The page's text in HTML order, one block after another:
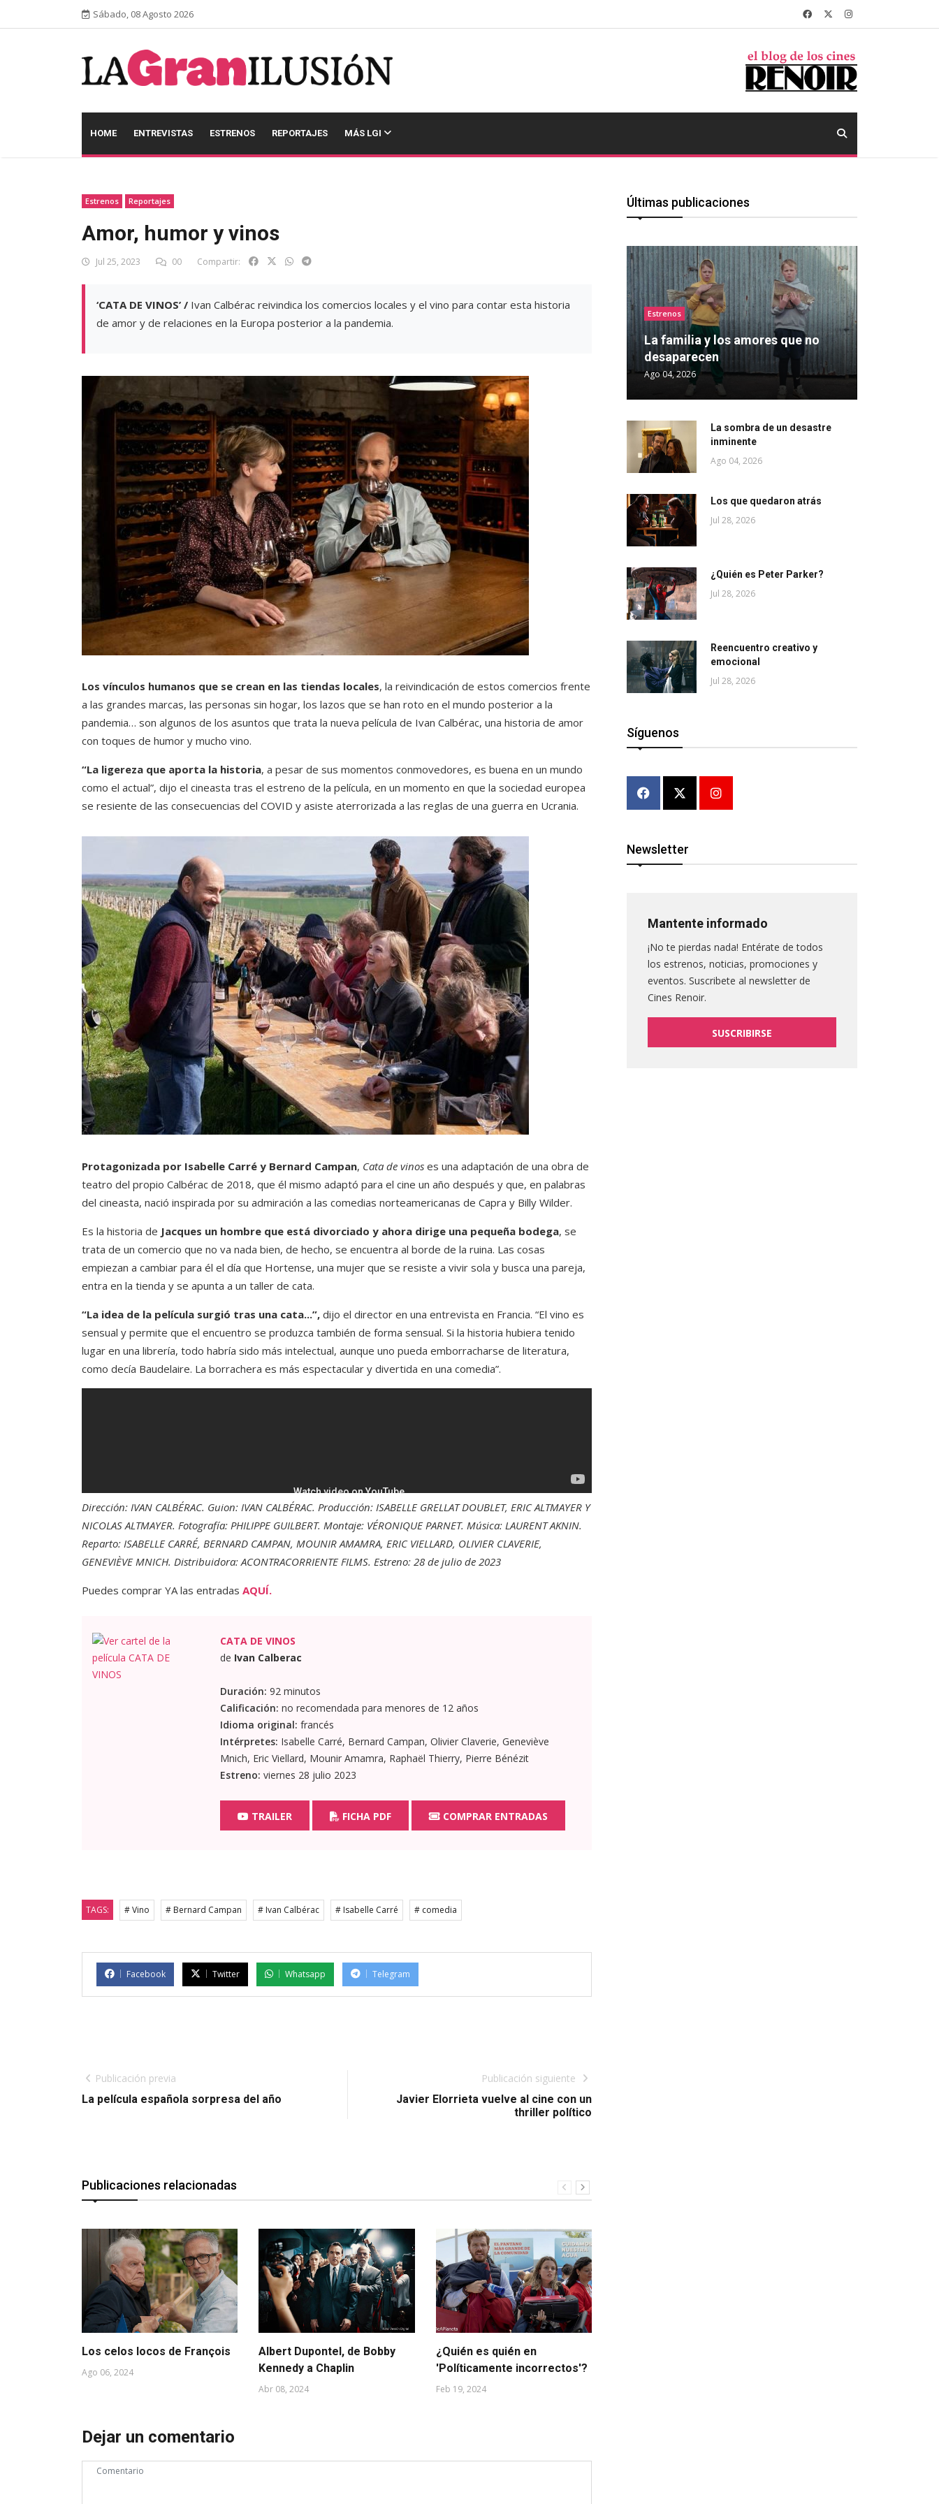
Sábado, 08 Agosto 2026
HOME ENTREVISTAS ESTRENOS REPORTAJES MÁS LGI
Estrenos Reportajes
Amor, humor y vinos
Jul 25, 2023 00 Compartir:
‘CATA DE VINOS’ / Ivan Calbérac reivindica los comercios locales y el vino para contar esta historia
de amor y de relaciones en la Europa posterior a la pandemia.
Los vínculos humanos que se crean en las tiendas locales, la reivindicación de estos comercios frente
a las grandes marcas, las personas sin hogar, los lazos que se han roto en el mundo posterior a la
pandemia… son algunos de los asuntos que trata la nueva película de Ivan Calbérac, una historia de amor
con toques de humor y mucho vino.
“La ligereza que aporta la historia, a pesar de sus momentos conmovedores, es buena en un mundo
como el actual”, dijo el cineasta tras el estreno de la película, en un momento en que la sociedad europea
se resiente de las consecuencias del COVID y asiste aterrorizada a las reglas de una guerra en Ucrania.
Protagonizada por Isabelle Carré y Bernard Campan, Cata de vinos es una adaptación de una obra de
teatro del propio Calbérac de 2018, que él mismo adaptó para el cine un año después y que, en palabras
del cineasta, nació inspirada por su admiración a las comedias norteamericanas de Capra y Billy Wilder.
Es la historia de Jacques un hombre que está divorciado y ahora dirige una pequeña bodega, se
trata de un comercio que no va nada bien, de hecho, se encuentra al borde de la ruina. Las cosas
empiezan a cambiar para él el día que Hortense, una mujer que se resiste a vivir sola y busca una pareja,
entra en la tienda y se apunta a un taller de cata.
“La idea de la película surgió tras una cata...”, dijo el director en una entrevista en Francia. “El vino es
sensual y permite que el encuentro se produzca también de forma sensual. Si la historia hubiera tenido
lugar en una librería, todo habría sido más intelectual, aunque uno pueda emborracharse de literatura,
como decía Baudelaire. La borrachera es más espectacular y divertida en una comedia”.
Dirección: IVAN CALBÉRAC. Guion: IVAN CALBÉRAC. Producción: ISABELLE GRELLAT DOUBLET, ERIC ALTMAYER Y
NICOLAS ALTMAYER. Fotografía: PHILIPPE GUILBERT. Montaje: VÉRONIQUE PARNET. Música: LAURENT AKNIN.
Reparto: ISABELLE CARRÉ, BERNARD CAMPAN, MOUNIR AMAMRA, ERIC VIELLARD, OLIVIER CLAVERIE,
GENEVIÈVE MNICH. Distribuidora: ACONTRACORRIENTE FILMS. Estreno: 28 de julio de 2023
Puedes comprar YA las entradas AQUÍ.
CATA DE VINOS
de Ivan Calberac
Duración: 92 minutos
Calificación: no recomendada para menores de 12 años
Idioma original: francés
Intérpretes: Isabelle Carré, Bernard Campan, Olivier Claverie, Geneviève
Mnich, Eric Viellard, Mounir Amamra, Raphaël Thierry, Pierre Bénézit
Estreno: viernes 28 julio 2023
TRAILER FICHA PDF COMPRAR ENTRADAS
TAGS: # Vino # Bernard Campan # Ivan Calbérac # Isabelle Carré # comedia
Facebook Twitter Whatsapp Telegram
Publicación previa
La película española sorpresa del año
Publicación siguiente
Javier Elorrieta vuelve al cine con un
thriller político
Publicaciones relacionadas
Los celos locos de François
Ago 06, 2024
Albert Dupontel, de Bobby
Kennedy a Chaplin
Abr 08, 2024
¿Quién es quién en
'Políticamente incorrectos'?
Feb 19, 2024
Dejar un comentario
Últimas publicaciones
Estrenos
La familia y los amores que no
desaparecen
Ago 04, 2026
La sombra de un desastre
inminente
Ago 04, 2026
Los que quedaron atrás
Jul 28, 2026
¿Quién es Peter Parker?
Jul 28, 2026
Reencuentro creativo y
emocional
Jul 28, 2026
Síguenos
Newsletter
Mantente informado
¡No te pierdas nada! Entérate de todos
los estrenos, noticias, promociones y
eventos. Suscribete al newsletter de
Cines Renoir.
SUSCRIBIRSE